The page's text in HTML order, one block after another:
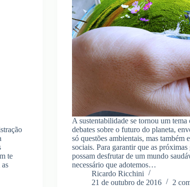
te
A sustentabilidade se tornou um tema
debates sobre o futuro do planeta,
só questões ambientais, mas também
sociais. Para garantir que as próximas
possam desfrutar de um mundo
necessário que adotemos…
Ricardo Ricchini
21 de outubro de 2016
2